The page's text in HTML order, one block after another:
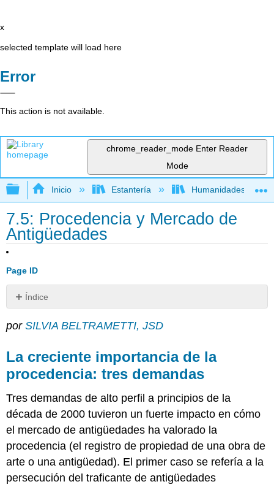
x
selected template will load here
Error
This action is not available.
chrome_reader_mode Enter Reader
Mode
Expandir/contraer jerarquía global
Inicio Estantería Humanidades
7.5: Procedencia y Mercado de
Antigüedades
Page ID
Índice
creciente
la
procedencia:
demandas
Convención
de
UNESCO
de
1970
porSILVIA BELTRAMETTI, JSD
La creciente importancia de la
procedencia: tres demandas
Tres demandas de alto perfil a principios de la
década de 2000 tuvieron un fuerte impacto en cómo
el mercado de antigüedades ha valorado la
procedencia (el registro de propiedad de una obra de
arte o una antigüedad). El primer caso se refería a la
persecución del traficante de antigüedades